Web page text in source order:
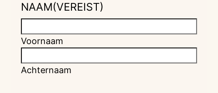
NAAM(VEREIST)
Voornaam
Achternaam